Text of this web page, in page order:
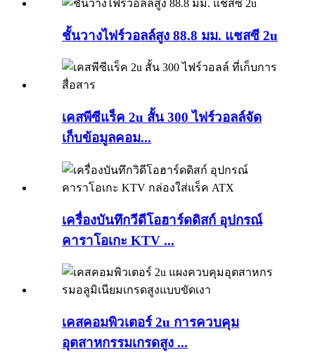
ชั้นวางไฟร์วอลล์สูง 88.8 มม. แชสซี 2u
เคสพีซีแร็ค 2u สั้น 300 ไฟร์วอลล์จัด
เก็บข้อมูลคอม...
เครื่องบันทึกวีดีโอฮาร์ดดิสก์ อุปกรณ์
คาราโอเกะ KTV ...
เคสคอมพิวเตอร์ 2u การควบคุม
อุตสาหกรรมเกรดสูง ...